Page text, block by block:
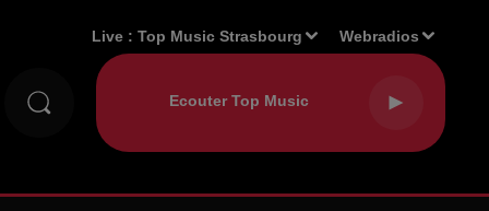
Live :Top Music Strasbourg Webradios